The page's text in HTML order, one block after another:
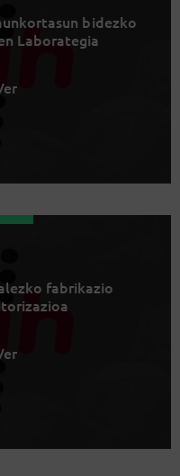
bidezko
Laborategia
fabrikazio